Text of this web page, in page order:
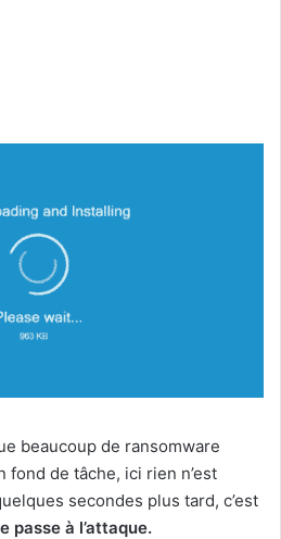
beaucoup de ransomware
fond de tâche, ici rien n’est
secondes plus tard, c’est
passe à l’attaque.